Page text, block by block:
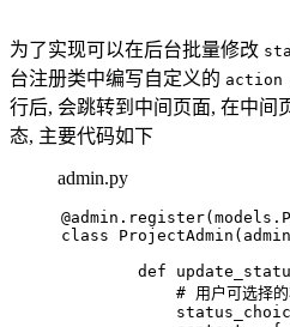
为了实现可以在后台批量修改
台注册类中编写自定义的 action
行后, 会跳转到中间页面, 在中间
态, 主要代码如下
admin.py
@admin.register(
class
ProjectAdmin
def
# 用户可选择